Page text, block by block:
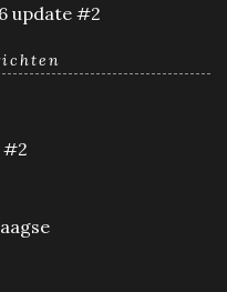
update #2
#2